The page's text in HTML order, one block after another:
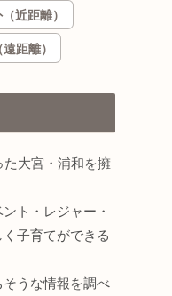
近距離）
距離）
大宮・浦和を擁
ト・レジャー・
子育てができる
うな情報を調べ